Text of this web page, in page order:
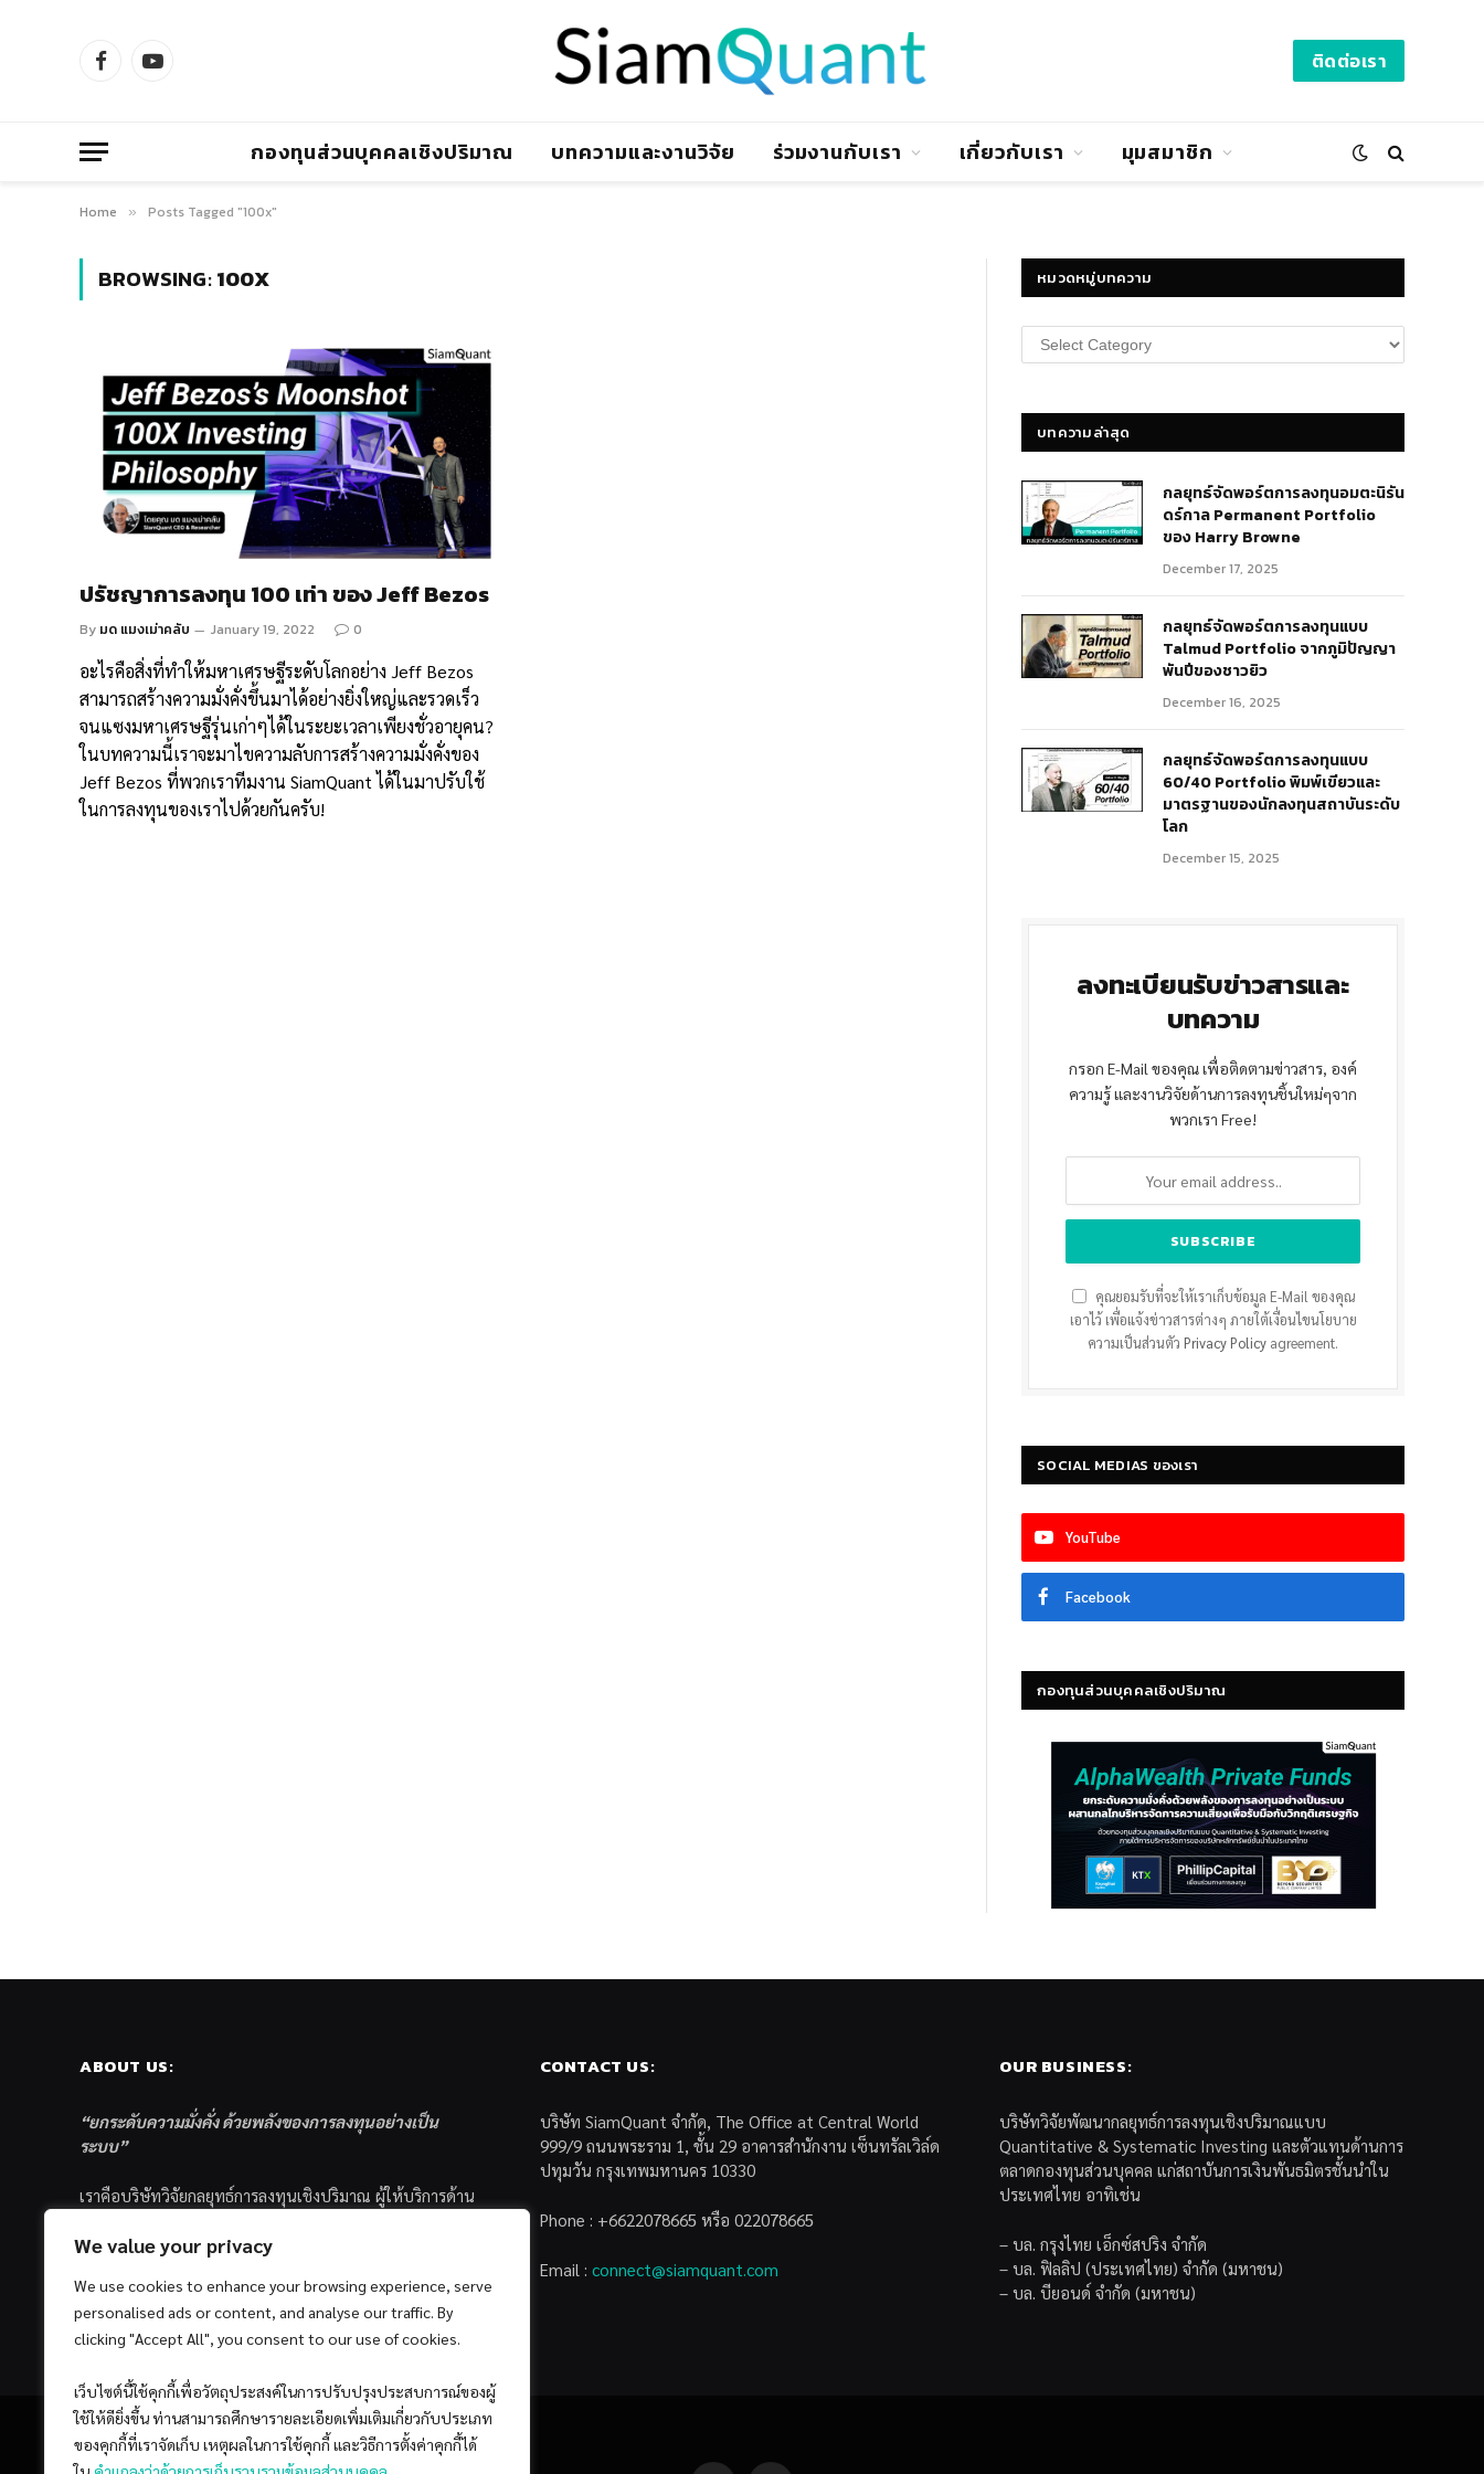
We value your privacy
We use cookies to enhance your browsing experience, serve
personalised ads or content, and analyse our traffic. By
clicking "Accept All", you consent to our use of cookies.
เว็บไซต์นี้ใช้คุกกี้เพื่อวัตถุประสงค์ในการปรับปรุงประสบการณ์ของผู้
ใช้ให้ดียิ่งขึ้น ท่านสามารถศึกษารายละเอียดเพิ่มเติมเกี่ยวกับประเภท
ของคุกกี้ที่เราจัดเก็บ เหตุผลในการใช้คุกกี้ และวิธีการตั้งค่าคุกกี้ได้
FacebookYouTube ติดต่อเรา
กองทุนส่วนบุคคลเชิงปริมาณ บทความและงานวิจัย ร่วมงานกับเรา เกี่ยวกับเรา มุมสมาชิก
Home » Posts Tagged "100x"
BROWSING:100X
ปรัชญาการลงทุน 100 เท่า ของ Jeff Bezos
By มด แมงเม่าคลับ January 19, 2022 0
อะไรคือสิ่งที่ทำให้มหาเศรษฐีระดับโลกอย่าง Jeff Bezos
สามารถสร้างความมั่งคั่งขึ้นมาได้อย่างยิ่งใหญ่และรวดเร็ว
จนแซงมหาเศรษฐีรุ่นเก่าๆได้ในระยะเวลาเพียงชั่วอายุคน?
ในบทความนี้เราจะมาไขความลับการสร้างความมั่งคั่งของ
Jeff Bezos ที่พวกเราทีมงาน SiamQuant ได้ในมาปรับใช้
ในการลงทุนของเราไปด้วยกันครับ!
หมวดหมู่บทความ
หมวด
หมู่
บทความล่าสุด
กลยุทธ์​จัดพอร์ตการลงทุนอมตะนิรัน
ดร์กาล Permanent Portfolio
ของ Harry Browne
December 17, 2025
กลยุทธ์จัดพอร์ตการลงทุนแบบ
Talmud Portfolio จากภูมิปัญญา
พันปีของชาวยิว
December 16, 2025
กลยุทธ์จัดพอร์ตการลงทุนแบบ
60/40 Portfolio พิมพ์เขียวและ
มาตรฐานของนักลงทุนสถาบันระดับ
โลก
December 15, 2025
ลงทะเบียนรับข่าวสารและ
บทความ
กรอก E-Mail ของคุณ เพื่อติดตามข่าวสาร, องค์
ความรู้ และงานวิจัยด้านการลงทุนชิ้นใหม่ๆจาก
พวกเรา Free!
คุณยอมรับที่จะให้เราเก็บข้อมูล E-Mail ของคุณ
เอาไว้ เพื่อแจ้งข่าวสารต่างๆ ภายใต้เงื่อนไขนโยบาย
ความเป็นส่วนตัว Privacy Policy agreement.
SOCIAL MEDIAS ของเรา
YouTube
Facebook
กองทุนส่วนบุคคลเชิงปริมาณ
ABOUT US:
“ยกระดับความมั่งคั่ง ด้วยพลังของการลงทุนอย่างเป็น
ระบบ”
เราคือบริษัทวิจัยกลยุทธ์การลงทุนเชิงปริมาณ ผู้ให้บริการด้าน
ส่วนบุคคล ซึ่งมีเป้าหมายที่จะช่วยเหลือให้นักลงทุนไทย
ด้วยแนวคิดและกระบวนการลงทุนอย่างเป็นระบบแบบ
Quantitative & Systematic Investing
CONTACT US:
บริษัท SiamQuant จำกัด, The Office at Central World
999/9 ถนนพระราม 1, ชั้น 29 อาคารสำนักงาน เซ็นทรัลเวิล์ด
ปทุมวัน กรุงเทพมหานคร 10330
Phone : +6622078665 หรือ 022078665
Email : connect@siamquant.com
OUR BUSINESS:
บริษัทวิจัยพัฒนากลยุทธ์การลงทุนเชิงปริมาณแบบ
Quantitative & Systematic Investing และตัวแทนด้านการ
ตลาดกองทุนส่วนบุคคล แก่สถาบันการเงินพันธมิตรชั้นนำใน
ประเทศไทย อาทิเช่น
– บล. กรุงไทย เอ็กซ์สปริง จำกัด
– บล. ฟิลลิป (ประเทศไทย) จำกัด (มหาชน)
– บล. บียอนด์ จำกัด (มหาชน)